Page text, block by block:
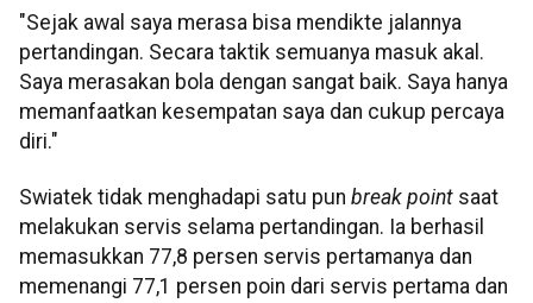
"Sejak awal saya merasa bisa mendikte jalannya
pertandingan. Secara taktik semuanya masuk akal.
Saya merasakan bola dengan sangat baik. Saya hanya
memanfaatkan kesempatan saya dan cukup percaya
diri."
Swiatek tidak menghadapi satu pun break point saat
melakukan servis selama pertandingan. Ia berhasil
memasukkan 77,8 persen servis pertamanya dan
memenangi 77,1 persen poin dari servis pertama dan